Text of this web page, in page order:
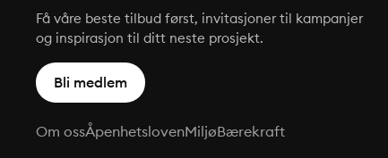
Få våre beste tilbud først, invitasjoner til kampanjer
og inspirasjon til ditt neste prosjekt.
Bli medlem
Om ossÅpenhetslovenMiljøBærekraft